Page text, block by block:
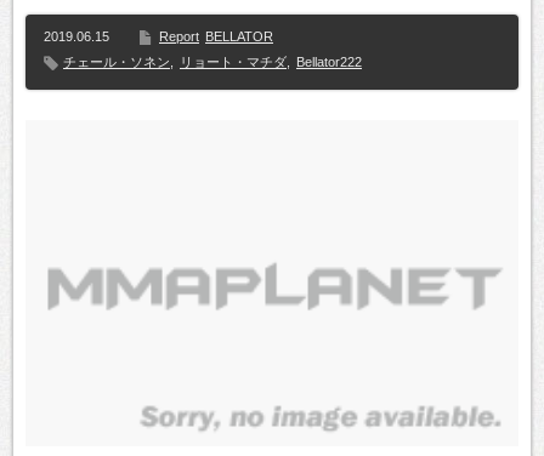
2019.06.15 Report BELLATOR
チェール・ソネン
リョート・マチダ Bellator222